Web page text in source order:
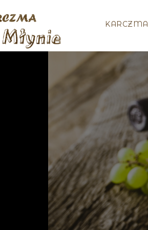
KARCZMA